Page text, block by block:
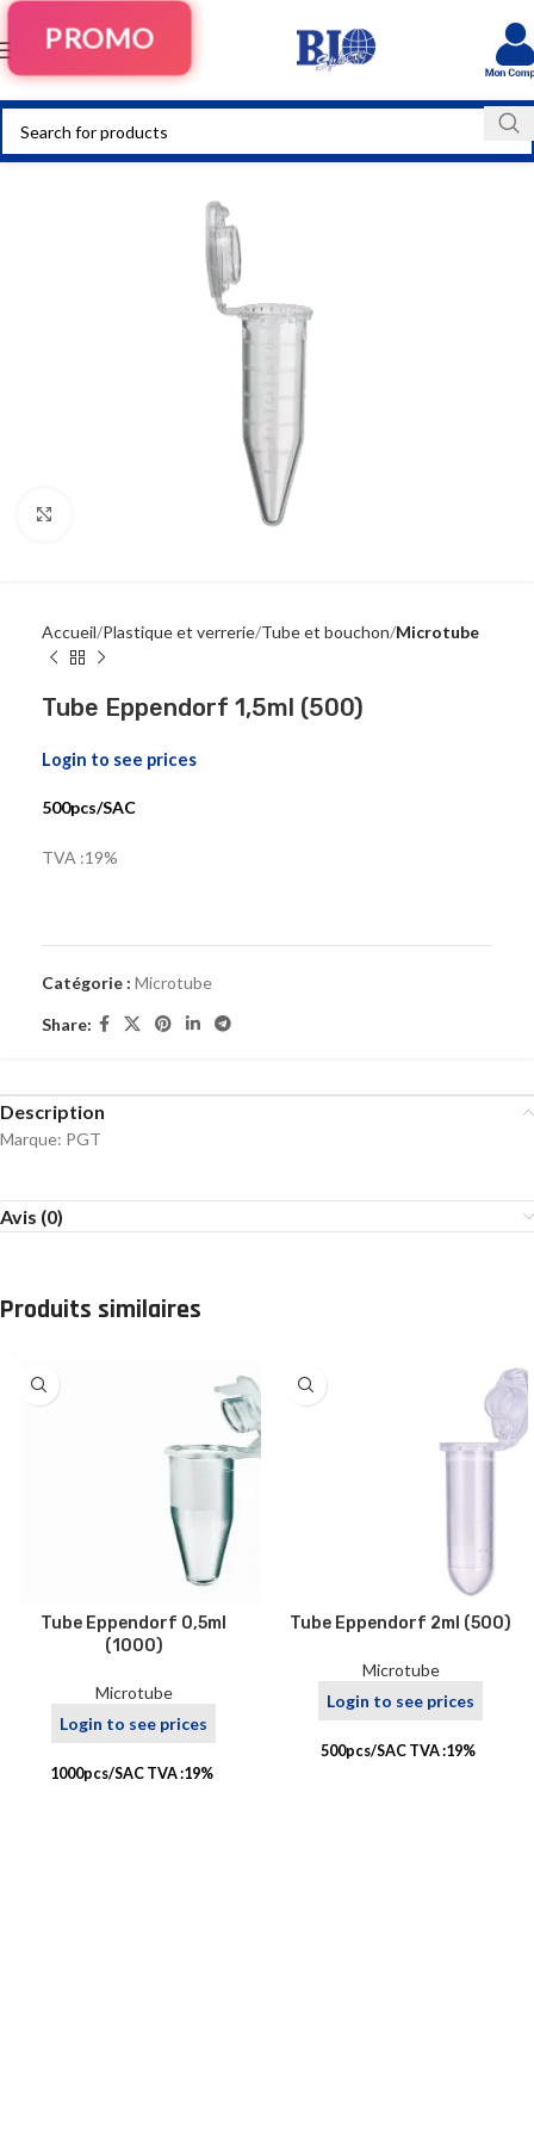
PROMO
Accueil Plastique et verrerie Tube et bouchon Microtube
Tube Eppendorf 1,5ml (500)
Login to see prices
500pcs/SAC
TVA :19%
Catégorie : Microtube
Share:
Description
Marque: PGT
Avis (0)
Produits similaires
Tube Eppendorf 0,5ml
(1000)
Microtube
Login to see prices
1000pcs/SAC TVA :19%
Tube Eppendorf 2ml (500)
Microtube
Login to see prices
500pcs/SAC TVA :19%